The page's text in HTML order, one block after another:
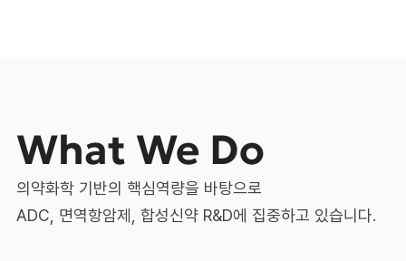
What We Do
의약화학 기반의 핵심역량을 바탕으로
ADC, 면역항암제, 합성신약 R&D에 집중하고 있습니다.